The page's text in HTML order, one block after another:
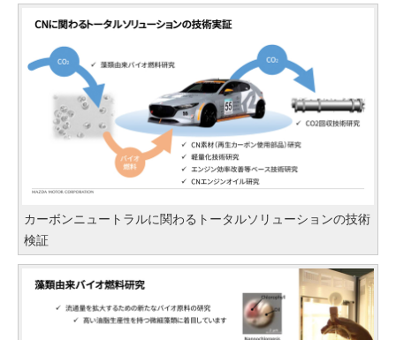
カーボンニュートラルに関わるトータルソリューションの技術
検証